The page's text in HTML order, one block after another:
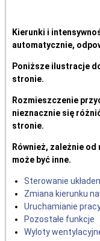
Kierunki i
automatycznie,
Poniższe ilustracje
stronie.
Rozmieszczenie
nieznacznie się
stronie.
Również, zależnie
może być inne.
Sterowanie
Zmiana kierunku
Uruchamianie
Pozostałe funkcje
Wyloty